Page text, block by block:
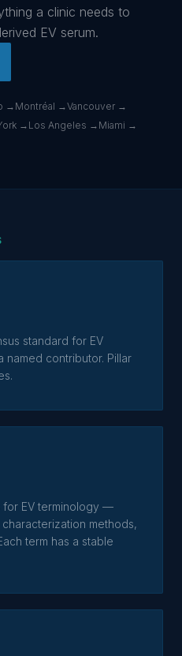
a clinic needs to
EV serum.
→ Montréal →Vancouver →
→ Los Angeles → Miami →
standard for EV
named contributor. Pillar
EV terminology —
methods,
term has a stable